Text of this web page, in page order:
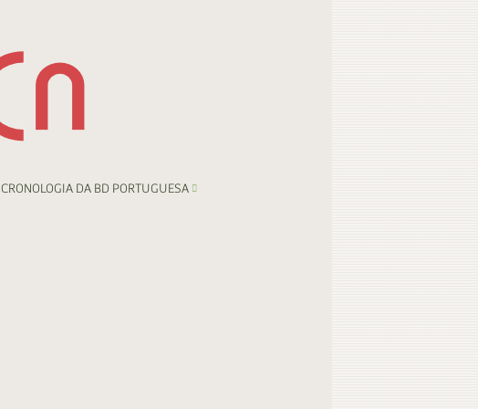
CRONOLOGIA DA BD PORTUGUESA